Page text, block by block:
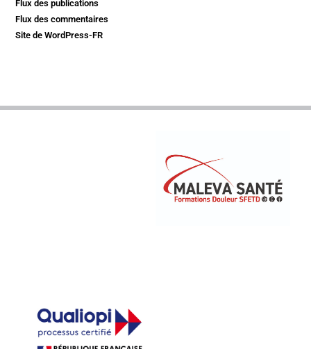
Flux des publications
Flux des commentaires
Site de WordPress-FR